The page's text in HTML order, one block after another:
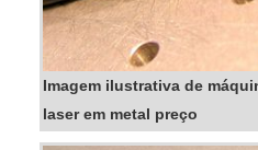
Imagem ilustrativa de
laser em metal preço